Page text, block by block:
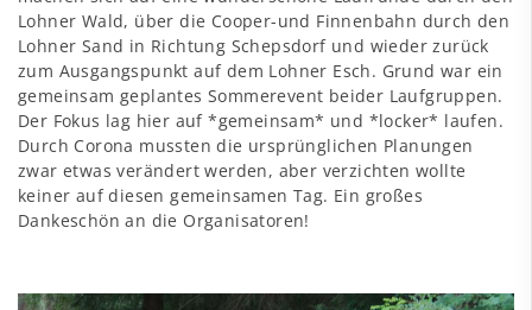
Lohner Wald, über die Cooper-und Finnenbahn durch den
Lohner Sand in Richtung Schepsdorf und wieder zurück
zum Ausgangspunkt auf dem Lohner Esch. Grund war ein
gemeinsam geplantes Sommerevent beider Laufgruppen.
Der Fokus lag hier auf *gemeinsam* und *locker* laufen.
Durch Corona mussten die ursprünglichen Planungen
zwar etwas verändert werden, aber verzichten wollte
keiner auf diesen gemeinsamen Tag. Ein großes
Dankeschön an die Organisatoren!